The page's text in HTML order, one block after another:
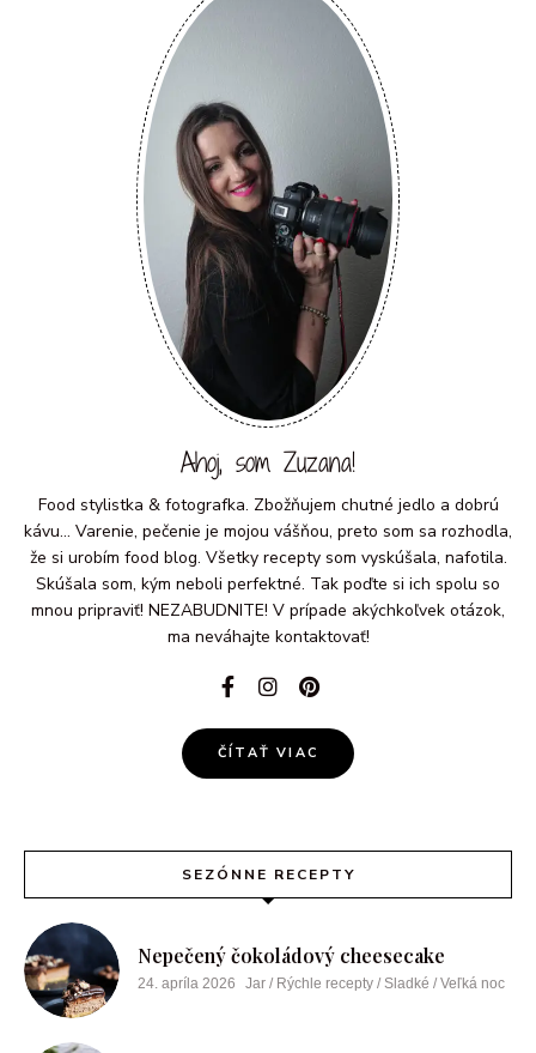
Ahoj, som Zuzana!
Food stylistka & fotografka. Zbožňujem chutné jedlo a dobrú
kávu... Varenie, pečenie je mojou vášňou, preto som sa rozhodla,
že si urobím food blog. Všetky recepty som vyskúšala, nafotila.
Skúšala som, kým neboli perfektné. Tak poďte si ich spolu so
mnou pripraviť! NEZABUDNITE! V prípade akýchkoľvek otázok,
ma neváhajte kontaktovať!
ČÍTAŤ VIAC
SEZÓNNE RECEPTY
Nepečený čokoládový cheesecake
24. apríla 2026 Jar / Rýchle recepty / Sladké / Veľká noc